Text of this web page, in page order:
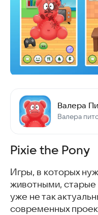
Валера
Pixie the Pony
Игры, в которых
животными, старые
уже не так
современных